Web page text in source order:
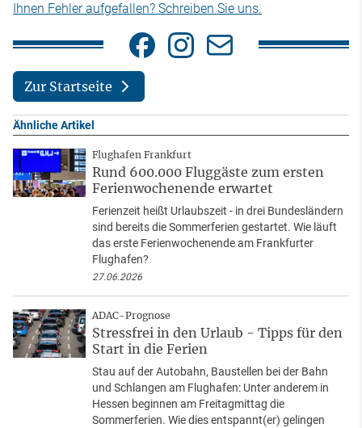
Ihnen Fehler aufgefallen? Schreiben Sie uns.
Zur Startseite
Ähnliche Artikel
Flughafen Frankfurt
Rund 600.000 Fluggäste zum ersten
Ferienwochenende erwartet
Ferienzeit heißt Urlaubszeit - in drei Bundesländern
sind bereits die Sommerferien gestartet. Wie läuft
das erste Ferienwochenende am Frankfurter
Flughafen?
27.06.2026
ADAC-Prognose
Stressfrei in den Urlaub - Tipps für den
Start in die Ferien
Stau auf der Autobahn, Baustellen bei der Bahn
und Schlangen am Flughafen: Unter anderem in
Hessen beginnen am Freitagmittag die
Sommerferien. Wie dies entspannt(er) gelingen